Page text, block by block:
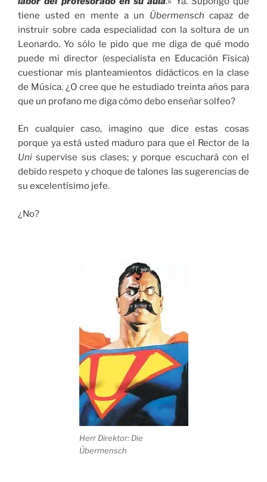
tiene usted en mente a un Übermensch capaz de
instruir sobre cada especialidad con la soltura de un
Leonardo. Yo sólo le pido que me diga de qué modo
puede mi director (especialista en Educación Física)
cuestionar mis planteamientos didácticos en la clase
de Música. ¿O cree que he estudiado treinta años para
que un profano me diga cómo debo enseñar solfeo?
En cualquier caso, imagino que dice estas cosas
porque ya está usted maduro para que el Rector de la
Uni supervise sus clases; y porque escuchará con el
debido respeto y choque de talones las sugerencias de
su excelentísimo jefe.
¿No?
Herr Direktor: Die
Übermensch